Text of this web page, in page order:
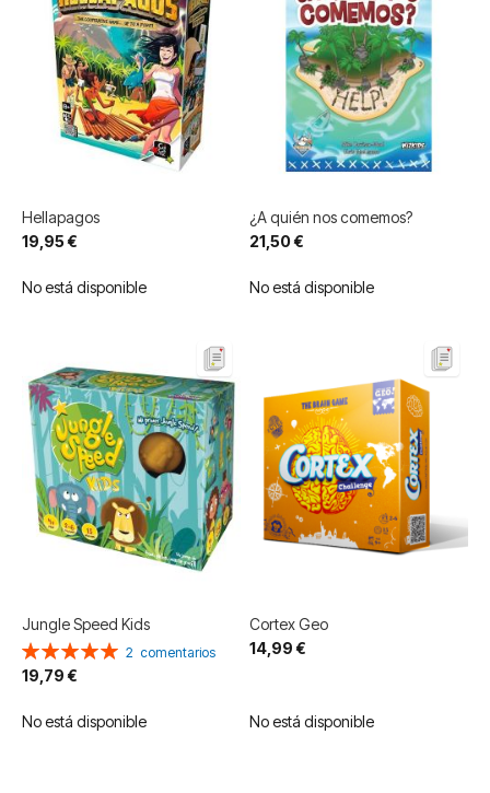
Hellapagos
19,95 €
No está disponible
¿A quién nos comemos?
21,50 €
No está disponible
Jungle Speed Kids
Valoración:
100%
2 comentarios
19,79 €
No está disponible
Cortex Geo
14,99 €
No está disponible